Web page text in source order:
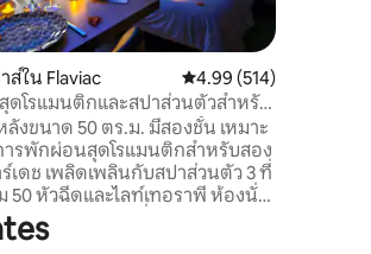
58 รีวิว
ส์ใน Flaviac คะแนนเฉลี่ย 4.99 จาก
4.99 (514)
โรแมนติกและสปาส่วนตัวสำหรับ
อนสุดพิเศษสำหรับคู่รัก
งขนาด 50 ตร.ม. มีสองชั้น เหมาะ
ารพักผ่อนสุดโรแมนติกสำหรับสอง
สปาส่วนตัว 3 ที่
50 หัวฉีดและไลท์เทอราพี ห้องนั่ง
นพร้อมท้องฟ้าที่เต็มไปด้วย
และห้องนอนพร้อมเตียงควีนไซส์